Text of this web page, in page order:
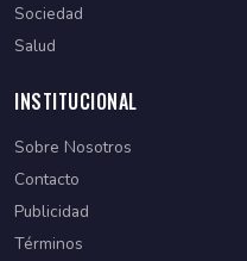
Sociedad
Salud
INSTITUCIONAL
Sobre Nosotros
Contacto
Publicidad
Términos